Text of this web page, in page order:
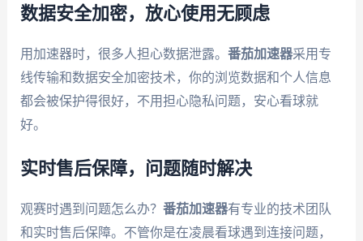
数据安全加密，放心使用无顾虑
用加速器时，很多人担心数据泄露。 番茄加速器采用专
线传输和数据安全加密技术，你的浏览数据和个人信息
都会被保护得很好，不用担心隐私问题，安心看球就
好。
实时售后保障，问题随时解决
观赛时遇到问题怎么办？ 番茄加速器有专业的技术团队
和实时售后保障。不管你是在凌晨看球遇到连接问题，